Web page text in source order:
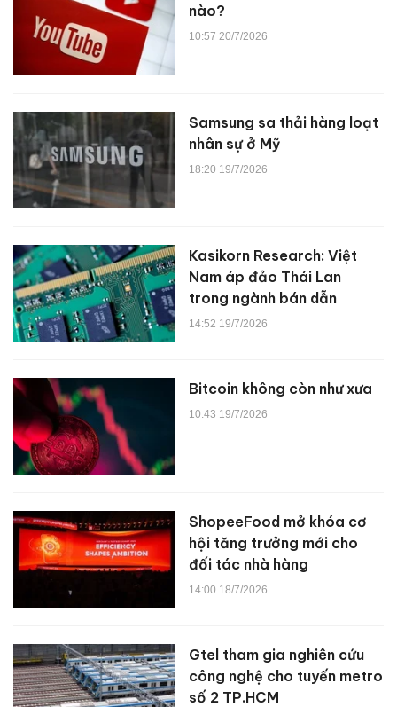
nào?
10:57 20/7/2026
Samsung sa thải hàng loạt
nhân sự ở Mỹ
18:20 19/7/2026
Kasikorn Research: Việt
Nam áp đảo Thái Lan
trong ngành bán dẫn
14:52 19/7/2026
Bitcoin không còn như xưa
10:43 19/7/2026
ShopeeFood mở khóa cơ
hội tăng trưởng mới cho
đối tác nhà hàng
14:00 18/7/2026
Gtel tham gia nghiên cứu
công nghệ cho tuyến metro
số 2 TP.HCM